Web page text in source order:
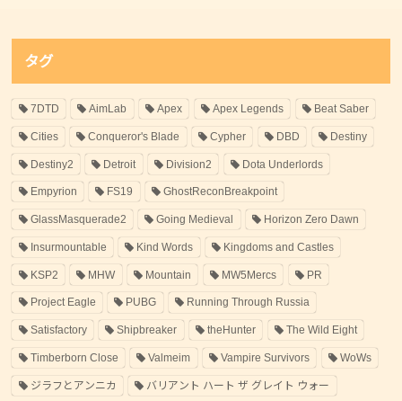
タグ
7DTD AimLab Apex Apex Legends Beat Saber
Cities Conqueror's Blade Cypher DBD Destiny
Destiny2 Detroit Division2 Dota Underlords
Empyrion FS19 GhostReconBreakpoint
GlassMasquerade2 Going Medieval Horizon Zero Dawn
Insurmountable Kind Words Kingdoms and Castles
KSP2 MHW Mountain MW5Mercs PR
Project Eagle PUBG Running Through Russia
Satisfactory Shipbreaker theHunter The Wild Eight
Timberborn Close Valmeim Vampire Survivors WoWs
ジラフとアンニカ バリアント ハート ザ グレイト ウォー